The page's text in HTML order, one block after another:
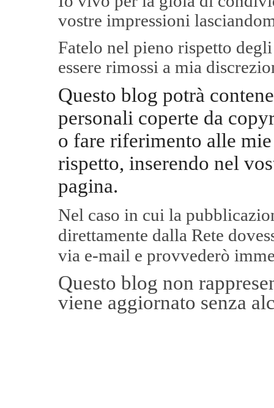
vostre impressioni
Fatelo nel pieno rispetto
essere rimossi a mia
Questo blog potrà
personali coperte da
o fare riferimento alle
rispetto, inserendo nel
pagina.
Nel caso in cui la
direttamente dalla Rete
via e-mail e provvederò
Questo blog non
viene aggiornato senza